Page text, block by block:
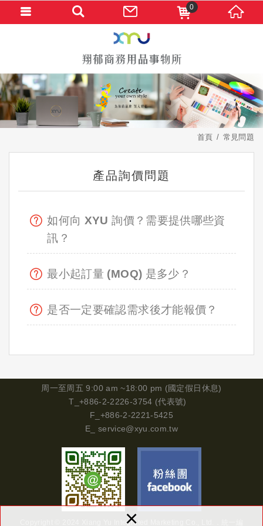
×
首頁 常見問題
產品詢價問題
如何向 XYU 詢價？需要提供哪些資
訊？
最小起訂量 (MOQ) 是多少？
是否一定要確認需求後才能報價？
周一至周五 9:00 am ~18:00 pm (國定假日休息)
T_+886-2-2226-3754 (代表號)
F_+886-2-2221-5425
E_ service@xyu.com.tw
Copyright © 2024 Xiang Yu Integrated Marketing Co., Ltd.．
0